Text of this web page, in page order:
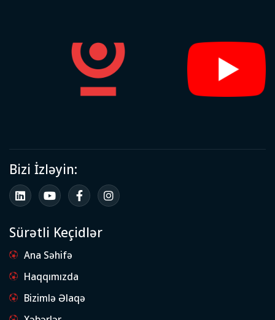
Bizi İzləyin:
Sürətli Keçidlər
Ana Səhifə
Haqqımızda
Bizimlə Əlaqə